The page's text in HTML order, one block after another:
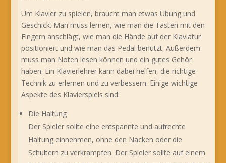
Um Klavier zu spielen, braucht man etwas Übung und
Geschick. Man muss lernen, wie man die Tasten mit den
Fingern anschlägt, wie man die Hände auf der Klaviatur
positioniert und wie man das Pedal benutzt. Außerdem
muss man Noten lesen können und ein gutes Gehör
haben. Ein Klavierlehrer kann dabei helfen, die richtige
Technik zu erlernen und zu verbessern. Einige wichtige
Aspekte des Klavierspiels sind:
Die Haltung
Der Spieler sollte eine entspannte und aufrechte
Haltung einnehmen, ohne den Nacken oder die
Schultern zu verkrampfen. Der Spieler sollte auf einem